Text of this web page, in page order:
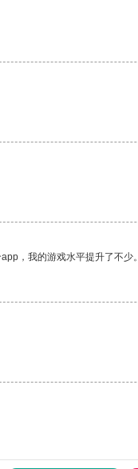
，我的游戏水平提升了不少。